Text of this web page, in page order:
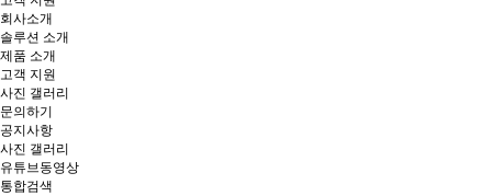
회사소개
솔루션 소개
제품 소개
고객 지원
사진 갤러리
문의하기
공지사항
사진 갤러리
유튜브동영상
통합검색